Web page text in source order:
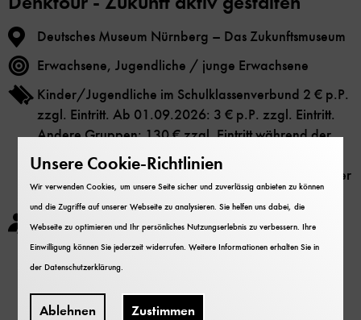
Deutsches Museum Nürnberg – Das Zukunftsmuseum
Erwachsene, Jugendliche / junge Erwachsene
Kinder/Jugendliche im Schulklassenverbund 2 € p.P.
zzgl. Eintritt. Ab 01.09.2026: 3 € p.P. zzgl. Eintritt.
Andere Gruppen: 130 € zzgl. Eintritt während der
Öffnungszeiten,
160 € zzgl. Sonderöffnungspauschale außerhalb der
Öffnungszeiten.
Bei weniger als 10 Personen muss die Differenz zur
Mindestteilnehmerzahl gezahlt werden.
Unsere Cookie-Richtlinien
Wir verwenden Cookies, um unsere Seite sicher und zuverlässig anbieten zu können
und die Zugriffe auf unserer Webseite zu analysieren. Sie helfen uns dabei, die
Webseite zu optimieren und Ihr persönliches Nutzungserlebnis zu verbessern. Ihre
Einwilligung können Sie jederzeit widerrufen. Weitere Informationen erhalten Sie in
derDatenschutzerklärung
Ablehnen Zustimmen